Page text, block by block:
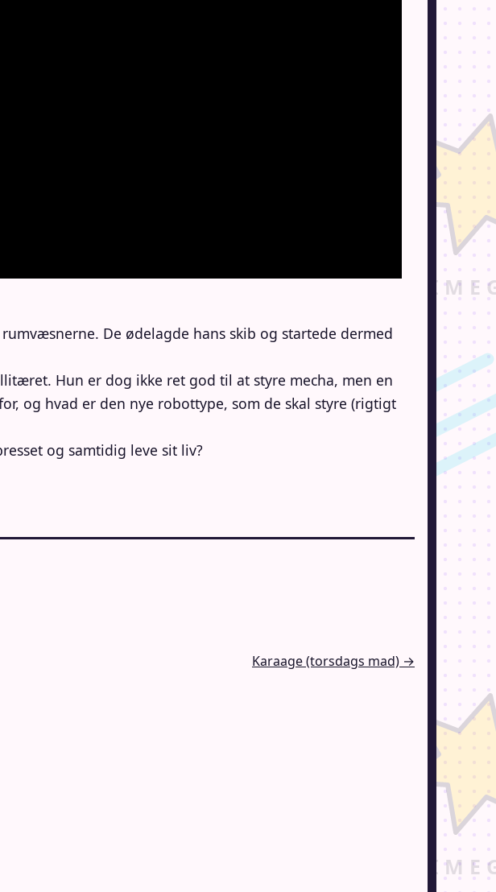
De ødelagde hans skib og startede dermed
Hun er dog ikke ret god til at styre mecha, men en
og hvad er den nye robottype, som de skal styre (rigtigt
og samtidig leve sit liv?
Karaage (torsdags mad) →